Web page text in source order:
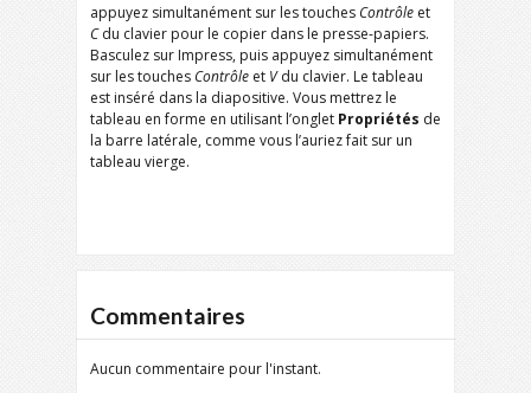
appuyez simultanément sur les touches Contrôle et
Cdu clavier pour le copier dans le presse-papiers.
Basculez sur Impress, puis appuyez simultanément
sur les touches Contrôle et Vdu clavier. Le tableau
est inséré dans la diapositive. Vous mettrez le
tableau en forme en utilisant l’onglet Propriétés de
la barre latérale, comme vous l’auriez fait sur un
tableau vierge.
Commentaires
Aucun commentaire pour l'instant.